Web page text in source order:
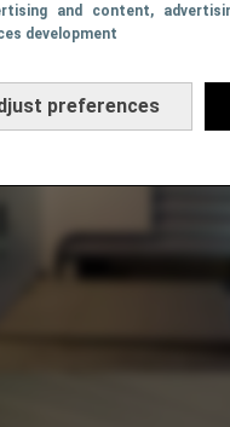
and content,
development
preferences